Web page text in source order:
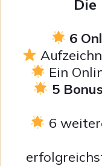
6
Ein
5
6